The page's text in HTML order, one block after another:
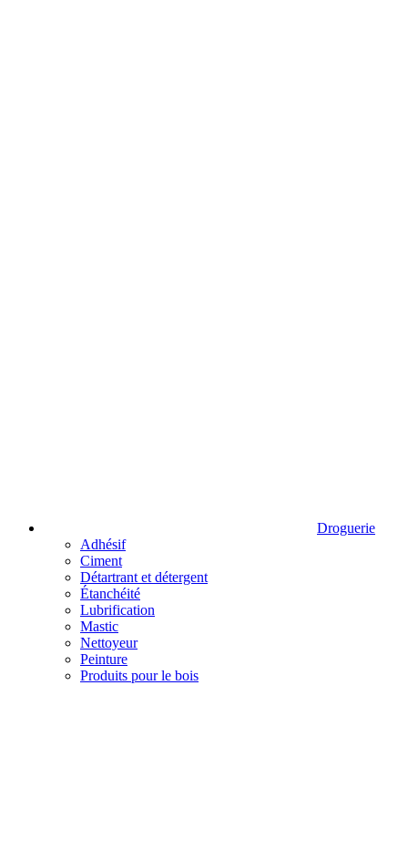
Droguerie
Adhésif
Ciment
Détartrant et détergent
Étanchéité
Lubrification
Mastic
Nettoyeur
Peinture
Produits pour le bois